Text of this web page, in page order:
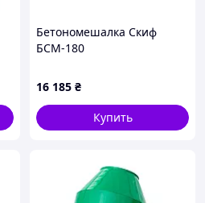
Бетономешалка Скиф
БСМ-180
16 185 ₴
Купить